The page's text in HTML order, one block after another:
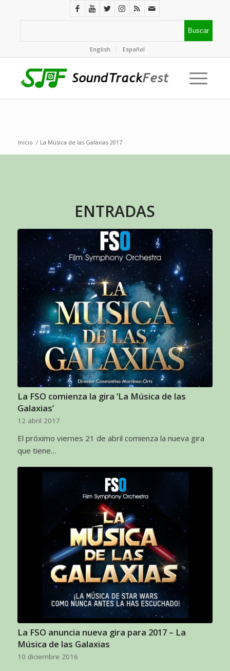
English Español
Inicio / La Música de las Galaxias 2017
ENTRADAS
La FSO comienza la gira ‘La Música de las
Galaxias’
12 abril 2017
El próximo viernes 21 de abril comienza la nueva gira
que tiene…
La FSO anuncia nueva gira para 2017 – La
Música de las Galaxias
10 diciembre 2016